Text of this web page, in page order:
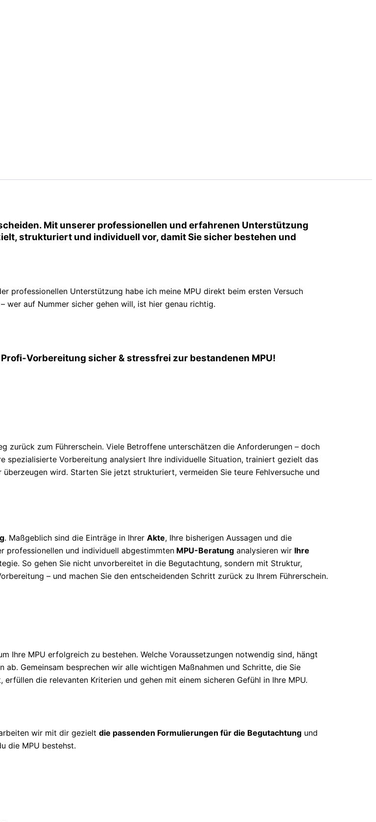
Mit unserer professionellen und erfahrenen Unterstützung
strukturiert und individuell vor, damit Sie sicher bestehen und
professionellen Unterstützung habe ich meine MPU direkt beim ersten Versuch
wer auf Nummer sicher gehen will, ist hier genau richtig.
Vorbereitung sicher & stressfrei zur bestandenen MPU!
zum Führerschein. Viele Betroffene unterschätzen die Anforderungen – doch
spezialisierte Vorbereitung analysiert Ihre individuelle Situation, trainiert gezielt das
wird. Starten Sie jetzt strukturiert, vermeiden Sie teure Fehlversuche und
. Maßgeblich sind die Einträge in Ihrer Akte, Ihre bisherigen Aussagen und die
professionellen und individuell abgestimmten MPU-Beratung analysieren wir Ihre
So gehen Sie nicht unvorbereitet in die Begutachtung, sondern mit Struktur,
– und machen Sie den entscheidenden Schritt zurück zu Ihrem Führerschein.
Ihre MPU erfolgreich zu bestehen. Welche Voraussetzungen notwendig sind, hängt
Gemeinsam besprechen wir alle wichtigen Maßnahmen und Schritte, die Sie
die relevanten Kriterien und gehen mit einem sicheren Gefühl in Ihre MPU.
wir mit dir gezielt die passenden Formulierungen für die Begutachtung und
die MPU bestehst.